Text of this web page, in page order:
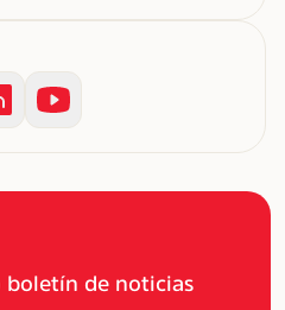
boletín de noticias